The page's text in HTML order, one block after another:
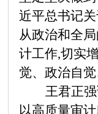
近平总书记
从政治和全
计工作,切实
觉、政治自觉
王君正
以高质量审